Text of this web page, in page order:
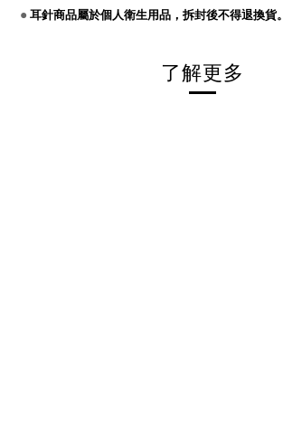
● 耳針商品屬於個人衛生用品，拆封後不得退換貨。
了解更多